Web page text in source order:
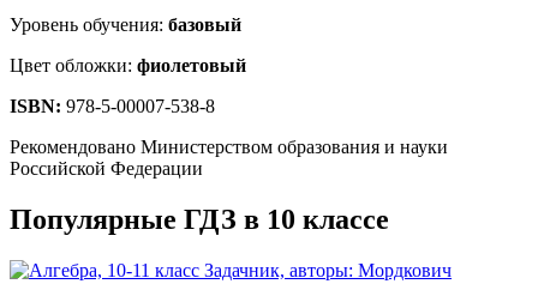
Уровень обучения: базовый
Цвет обложки: фиолетовый
ISBN: 978-5-00007-538-8
Рекомендовано Министерством образования и науки
Российской Федерации
Популярные ГДЗ в 10 классе